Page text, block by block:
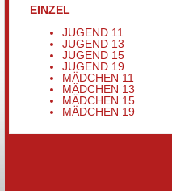
EINZEL
JUGEND 11
JUGEND 13
JUGEND 15
JUGEND 19
MÄDCHEN 11
MÄDCHEN 13
MÄDCHEN 15
MÄDCHEN 19